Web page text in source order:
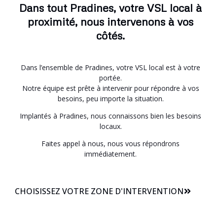
Dans tout Pradines, votre VSL local à
proximité, nous intervenons à vos
côtés.
Dans l’ensemble de Pradines, votre VSL local est à votre
portée.
Notre équipe est prête à intervenir pour répondre à vos
besoins, peu importe la situation.
Implantés à Pradines, nous connaissons bien les besoins
locaux.
Faites appel à nous, nous vous répondrons
immédiatement.
CHOISISSEZ VOTRE ZONE D'INTERVENTION